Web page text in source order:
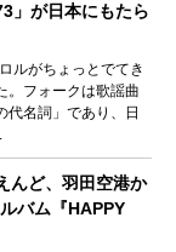
」が日本にもたら
ルがちょっとでてき
。フォークは歌謡曲
代名詞」であり、日
んど、羽田空港か
バム『HAPPY